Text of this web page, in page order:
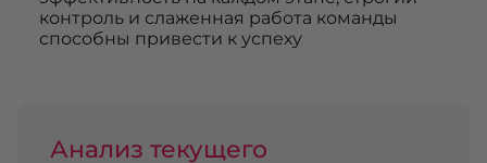
контроль и слаженная работа команды
способны привести к успеху
Анализ текущего